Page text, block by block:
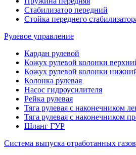
Стабилизатор передний
Стойка переднего
Рулевое управление
Кардан рулевой
Кожух рулевой колонки
Кожух рулевой колонки
Колонка рулевая
Насос гидроусилителя
Рейка рулевая
Тяга рулевая с наконечником
Тяга рулевая с наконечником
Шланг ГУР
Система выпуска отработанных газов